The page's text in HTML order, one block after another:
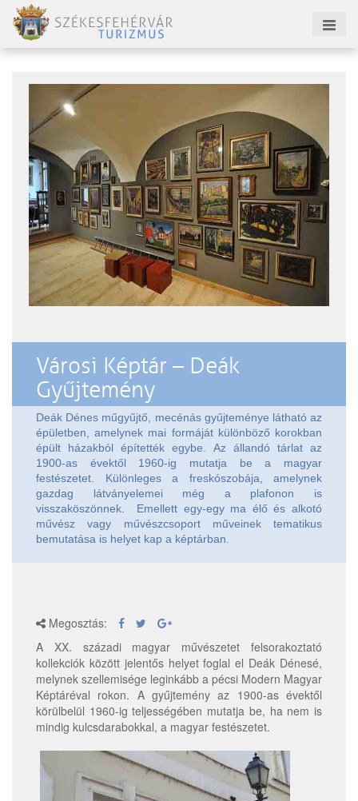
Városi Képtár – Deák
Gyűjtemény
Deák Dénes műgyűjtő, mecénás gyűjteménye látható az
épületben, amelynek mai formáját különböző korokban
épült házakból építették egybe. Az állandó tárlat az
1900-as évektől 1960-ig mutatja be a magyar
festészetet. Különleges a freskószobája, amelynek
gazdag látványelemei még a plafonon is
visszaköszönnek. Emellett egy-egy ma élő és alkotó
művész vagy művészcsoport műveinek tematikus
bemutatása is helyet kap a képtárban.
Megosztás:
A XX. századi magyar művészetet felsorakoztató
kollekciók között jelentős helyet foglal el Deák Dénesé,
melynek szellemisége leginkább a pécsi Modern Magyar
Képtáréval rokon. A gyűjtemény az 1900-as évektől
körülbelül 1960-ig teljességében mutatja be, ha nem is
mindig kulcsdarabokkal, a magyar festészetet.